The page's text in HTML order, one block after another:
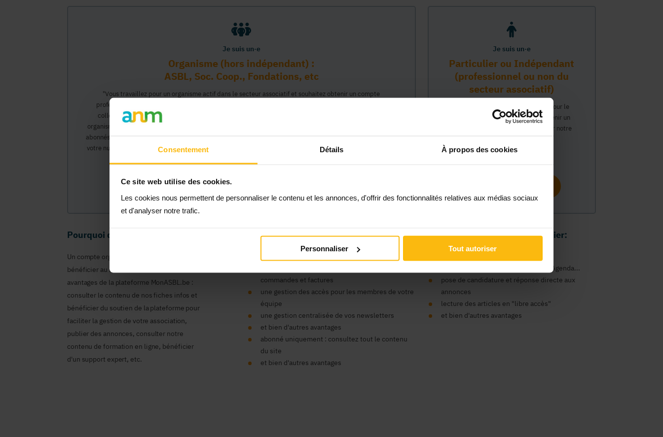
Consentement Détails À propos des cookies
Ce site web utilise des cookies.
Les cookies nous permettent de personnaliser le contenu et les annonces, d'offrir des fonctionnalités relatives aux médias sociaux
et d'analyser notre trafic.
Personnaliser Tout autoriser
Je suis un·e
Organisme (hors indépendant) :
ASBL, Soc. Coop., Fondations, etc
"Vous travaillez pour un organisme actif dans le secteur associatif et souhaitez obtenir un compte
professionnel vous permettant d'interagir sur la plateforme MonASBL au nom de votre organisme. Vos
collègues pourront créer leur propre compte lié à ce compte professionnel et ainsi représenter votre
organisme et interagir au nom de celui-ci, accéder à tout le contenu de la plateforme MonASBL (réservé aux
abonnés).</0>Cette inscription comprendra deux étapes : 1/ identifiaction de l'organisme (munissez-vous de
votre numéro Banque Carrefour de l'Entreprise)2/ création de votre compte individuel professionnel lié à cet
Continuer
Je suis un·e
Particulier ou Indépendant
(professionnel ou non du
secteur associatif)
Vous travaillez ou avez un intérêt pour le
secteur associatif et souhaitez obtenir un
compte personnel pour interagir sur notre
Pourquoi devenir membre en tant qu’organisme ?
Un compte organisme est nécessaire pour
bénéficier au nom de votre ASBL des
avantages de la plateforme MonASBL.be :
consulter le contenu de nos fiches infos et
bénéficier du soutien de la plateforme pour
faciliter la gestion de votre association,
publier des annonces, consulter notre
contenu de formation en ligne, bénéficier
d'un support expert, etc.
commandes et factures
une gestion des accès pour les membres de votre
équipe
une gestion centralisée de vos newsletters
et bien d'autres avantages
abonné uniquement : consultez tout le contenu
du site
et bien d'autres avantages
Vos avantages comme particulier:
consultation des annonces Emploi, Agenda...
pose de candidature et réponse directe aux
annonces
lecture des articles en "libre accès"
et bien d'autres avantages